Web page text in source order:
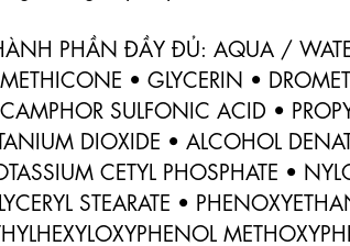
PHẦN ĐẦY ĐỦ: AQUA /
• GLYCERIN •
SULFONIC ACID •
DIOXIDE • ALCOHOL
CETYL PHOSPHATE •
STEARATE •